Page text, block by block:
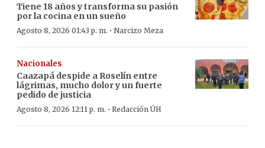
Tiene 18 años y transforma su pasión
por la cocina en un sueño
Agosto 8, 2026 01:43 p. m. · Narcizo Meza
Nacionales
Caazapá despide a Roselín entre
lágrimas, mucho dolor y un fuerte
pedido de justicia
Agosto 8, 2026 12:11 p. m. · Redacción ÚH